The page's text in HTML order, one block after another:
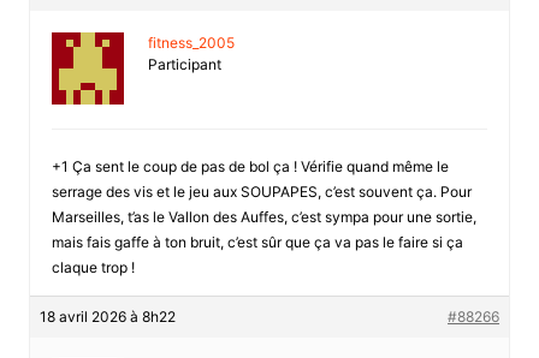
fitness_2005
Participant
+1 Ça sent le coup de pas de bol ça ! Vérifie quand même le
serrage des vis et le jeu aux SOUPAPES, c’est souvent ça. Pour
Marseilles, t’as le Vallon des Auffes, c’est sympa pour une sortie,
mais fais gaffe à ton bruit, c’est sûr que ça va pas le faire si ça
claque trop !
18 avril 2026 à 8h22 #88266